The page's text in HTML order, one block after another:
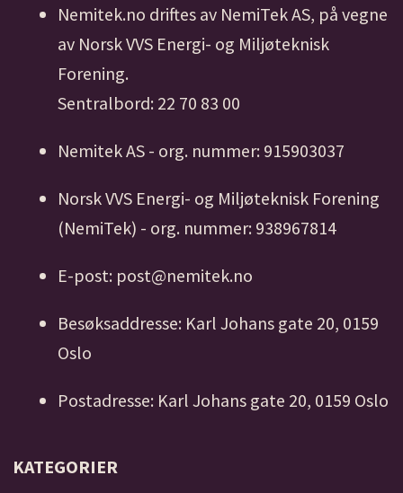
Plassbesparende design – reduserer
behovet for store sjakter.
Maksimal driftstemperatur: 70°C, grunnet
Nemitek.no driftes av NemiTek AS, på vegne
av Norsk VVS Energi- og Miljøteknisk
Forening.
Sentralbord: 22 70 83 00
Nemitek AS - org. nummer: 915903037
Norsk VVS Energi- og Miljøteknisk Forening
(NemiTek) - org. nummer: 938967814
E-post: post@nemitek.no
Besøksaddresse: Karl Johans gate 20, 0159
Oslo
Postadresse: Karl Johans gate 20, 0159 Oslo
KATEGORIER